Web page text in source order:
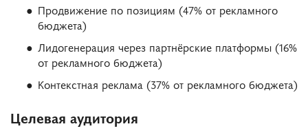
Продвижение по позициям (47% от рекламного
бюджета)
Лидогенерация через партнёрские платформы (16%
от рекламного бюджета)
Контекстная реклама (37% от рекламного бюджета)
Целевая аудитория